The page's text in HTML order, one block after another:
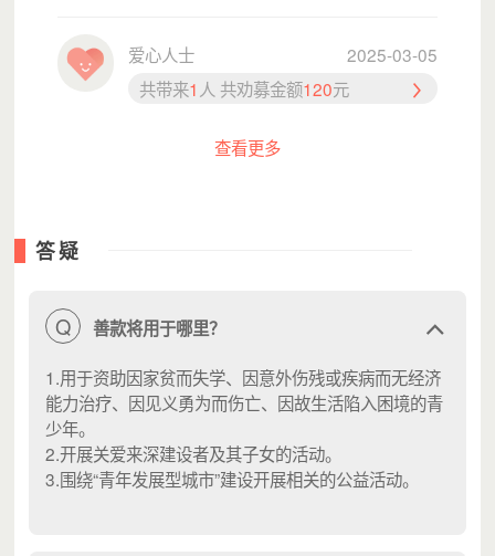
经费的综合考虑，捐款满100元以上的用户，可以由深圳市
青少年发展基金会承担邮寄成本；捐赠未满100元的用户，
需要开具发票，您可发送您的相关信息(捐赠人支付成功截
http://lxi.me/86p2q
爱心人士
2025-03-05
共带来1 人 共劝募金额120元
查看更多
答疑
Q 善款将用于哪里？
1.用于资助因家贫而失学、因意外伤残或疾病而无经济
能力治疗、因见义勇为而伤亡、因故生活陷入困境的青
少年。
2.开展关爱来深建设者及其子女的活动。
3.围绕“青年发展型城市”建设开展相关的公益活动。